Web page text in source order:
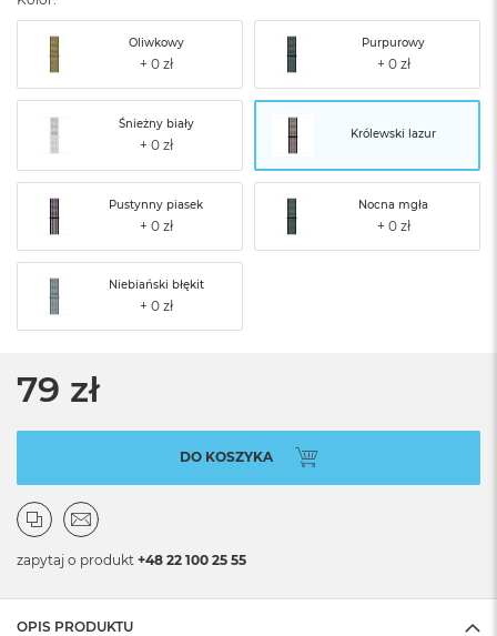
Oliwkowy Purpurowy
Śnieżny biały
Królewski lazur
Pustynny piasek Nocna mgła
Niebiański błękit
79 zł
DO KOSZYKA
zapytaj o produkt +48 22 100 25 55
OPIS PRODUKTU